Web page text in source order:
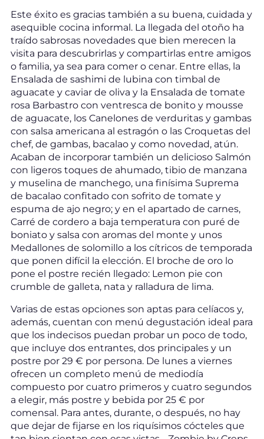
Este éxito es gracias también a su buena, cuidada y
asequible cocina informal. La llegada del otoño ha
traído sabrosas novedades que bien merecen la
visita para descubrirlas y compartirlas entre amigos
o familia, ya sea para comer o cenar. Entre ellas, la
Ensalada de sashimi de lubina con timbal de
aguacate y caviar de oliva y la Ensalada de tomate
rosa Barbastro con ventresca de bonito y mousse
de aguacate, los Canelones de verduritas y gambas
con salsa americana al estragón o las Croquetas del
chef, de gambas, bacalao y como novedad, atún.
Acaban de incorporar también un delicioso Salmón
con ligeros toques de ahumado, tibio de manzana
y muselina de manchego, una finísima Suprema
de bacalao confitado con sofrito de tomate y
espuma de ajo negro; y en el apartado de carnes,
Carré de cordero a baja temperatura con puré de
boniato y salsa con aromas del monte y unos
Medallones de solomillo a los cítricos de temporada
que ponen difícil la elección. El broche de oro lo
pone el postre recién llegado: Lemon pie con
crumble de galleta, nata y ralladura de lima.
Varias de estas opciones son aptas para celíacos y,
además, cuentan con menú degustación ideal para
que los indecisos puedan probar un poco de todo,
que incluye dos entrantes, dos principales y un
postre por 29 € por persona. De lunes a viernes
ofrecen un completo menú de mediodía
compuesto por cuatro primeros y cuatro segundos
a elegir, más postre y bebida por 25 € por
comensal. Para antes, durante, o después, no hay
que dejar de fijarse en los riquísimos cócteles que